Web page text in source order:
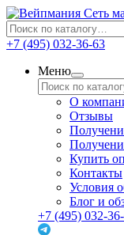
Сеть
+7 (495) 032-36-63
Меню
О
Отзывы
Купить
Контакты
Условия
Блог и
+7 (495) 032-